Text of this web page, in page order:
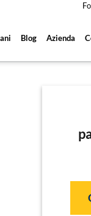
Blog Azienda